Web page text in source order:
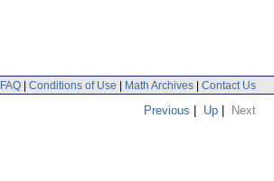
FAQ | Conditions of Use | Math Archives | Contact Us
Previous | Up | Next